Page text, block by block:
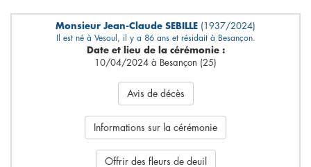
Monsieur Jean-Claude SEBILLE (1937/2024)
Il est né à Vesoul, il y a 86 ans et résidait à Besançon.
Date et lieu de la cérémonie :
10/04/2024 à Besançon (25)
Avis de décès
Informations sur la cérémonie
Offrir des fleurs de deuil